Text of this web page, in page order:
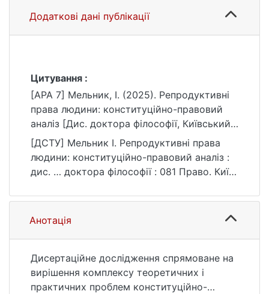
Додаткові дані публікації
Цитування :
[APA 7] Мельник, І. (2025). Репродуктивні
права людини: конституційно-правовий
аналіз [Дис. доктора філософії, Київський
національний університет імені Тараса
Шевченка]. eKNUTSHIR.
https://ir.library.knu.ua/handle/15071834/627
[ДСТУ] Мельник І. Репродуктивні права
людини: конституційно-правовий аналіз :
дис. … доктора філософії : 081 Право. Київ,
https://ir.library.knu.ua/handle/15071834/627
6 (дата звернення: 25.07.2026).
Анотація
Дисертаційне дослідження спрямоване на
вирішення комплексу теоретичних і
практичних проблем конституційно-